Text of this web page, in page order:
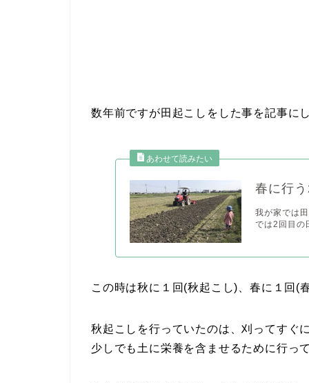
数年前ですが田起こしをした事を記事に
春に行
我が家では
では2回目の
この時は秋に１回(秋起こし)、春に１回(
秋起こしを行っていたのは、刈ってすぐ
少しでも土に栄養を含ませるために行っ